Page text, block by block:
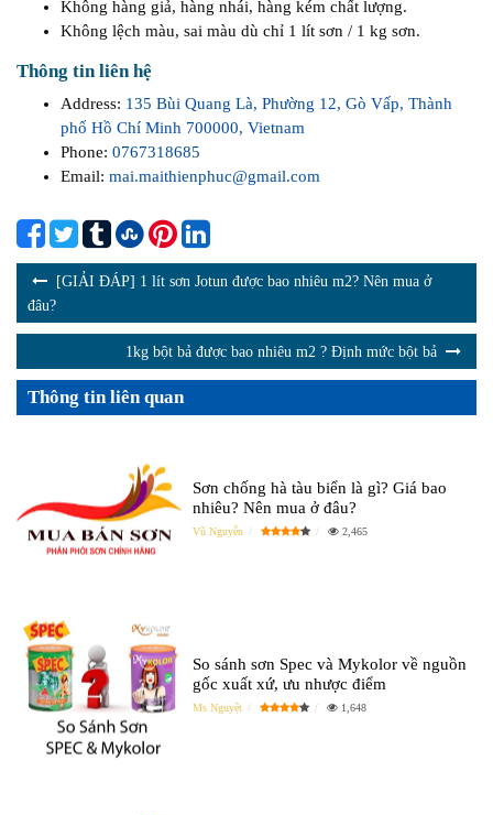
Không hàng giả, hàng nhái, hàng kém chất lượng.
Không lệch màu, sai màu dù chỉ 1 lít sơn / 1 kg sơn.
Thông tin liên hệ
Address: 135 Bùi Quang Là, Phường 12, Gò Vấp, Thành
phố Hồ Chí Minh 700000, Vietnam
Phone: 0767318685
Email: mai.maithienphuc@gmail.com
[GIẢI ĐÁP] 1 lít sơn Jotun được bao nhiêu m2? Nên mua ở
đâu?
1kg bột bả được bao nhiêu m2 ? Định mức bột bả
Thông tin liên quan
Sơn chống hà tàu biển là gì? Giá bao
nhiêu? Nên mua ở đâu?
Vũ Nguyễn 2,465
So sánh sơn Spec và Mykolor về nguồn
gốc xuất xứ, ưu nhược điểm
Ms Nguyệt 1,648